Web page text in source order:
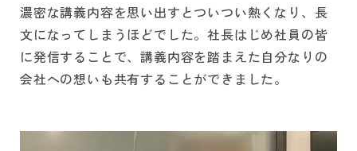
濃密な講義内容を思い出すとついつい熱くなり、長
文になってしまうほどでした。社長はじめ社員の皆
に発信することで、講義内容を踏まえた自分なりの
会社への想いも共有することができました。